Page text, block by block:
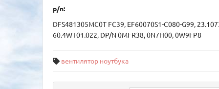
p/n:
DFS481305MC0T FC39, EF60070S1-C080-G99,
60.4WT01.022, DP/N 0MFR38, 0N7H00, 0W9FP8
вентилятор ноутбука